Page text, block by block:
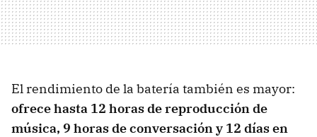
El rendimiento de la batería también es mayor:
ofrece hasta 12 horas de reproducción de
música, 9 horas de conversación y 12 días en